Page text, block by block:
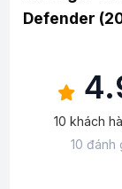
Defender
10 khách
10 đánh